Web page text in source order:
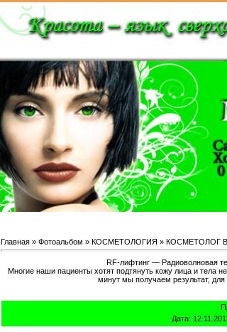
Главная » Фотоальбом » КОСМЕТОЛОГИЯ » КОСМЕТОЛОГ
RF-лифтинг — Радиоволновая
Многие наши пациенты хотят подтянуть кожу лица и тела
минут мы получаем результат, для
Дата: